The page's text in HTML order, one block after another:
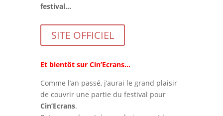
festival…
SITE OFFICIEL
Et bientôt sur Cin’Ecrans…
Comme l’an passé, j’aurai le grand plaisir
de couvrir une partie du festival pour
Cin’Ecrans.